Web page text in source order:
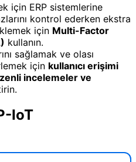
için ERP sistemlerine
kontrol ederken ekstra
için Multi-Factor
kullanın.
sağlamak ve olası
için kullanıcı erişimi
incelemeler ve
IoT